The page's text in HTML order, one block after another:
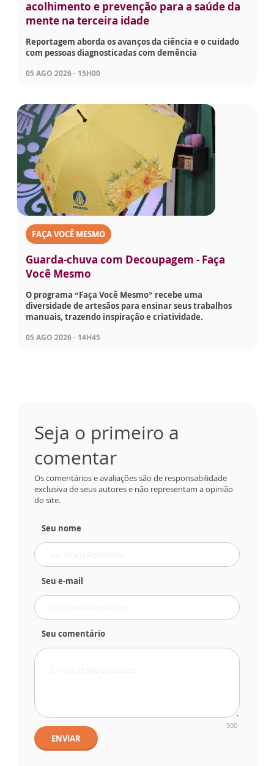
acolhimento e prevenção para a saúde da
mente na terceira idade
Reportagem aborda os avanços da ciência e o cuidado
com pessoas diagnosticadas com demência
05 AGO 2026 - 15H00
FAÇA VOCÊ MESMO
Guarda-chuva com Decoupagem - Faça
Você Mesmo
O programa “Faça Você Mesmo” recebe uma
diversidade de artesãos para ensinar seus trabalhos
manuais, trazendo inspiração e criatividade.
05 AGO 2026 - 14H45
Seja o primeiro a
comentar
Os comentários e avaliações são de responsabilidade
exclusiva de seus autores e não representam a opinião
do site.
Seu nome
Seu e-mail
Seu comentário
500
ENVIAR